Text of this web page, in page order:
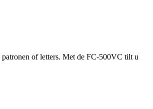
of letters. Met de FC-500VC tilt u